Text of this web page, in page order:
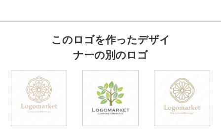
このロゴを作ったデザイ
ナーの別のロゴ